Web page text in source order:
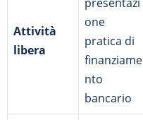
Attività
libera
one
pratica di
finanziame
nto
bancario